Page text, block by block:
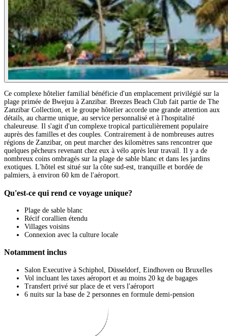
Ce complexe hôtelier familial bénéficie d'un emplacement privilégié sur la
plage primée de Bwejuu à Zanzibar. Breezes Beach Club fait partie de The
Zanzibar Collection, et le groupe hôtelier accorde une grande attention aux
détails, au charme unique, au service personnalisé et à l'hospitalité
chaleureuse. Il s'agit d'un complexe tropical particulièrement populaire
auprès des familles et des couples. Contrairement à de nombreuses autres
régions de Zanzibar, on peut marcher des kilomètres sans rencontrer que
quelques pêcheurs revenant chez eux à vélo après leur travail. Il y a de
nombreux coins ombragés sur la plage de sable blanc et dans les jardins
exotiques. L'hôtel est situé sur la côte sud-est, tranquille et bordée de
palmiers, à environ 60 km de l'aéroport.
Qu'est-ce qui rend ce voyage unique?
Plage de sable blanc
Récif corallien étendu
Villages voisins
Connexion avec la culture locale
Notamment inclus
Salon Executive à Schiphol, Düsseldorf, Eindhoven ou Bruxelles
Vol incluant les taxes aéroport et au moins 20 kg de bagages
Transfert privé sur place de et vers l'aéroport
6 nuits sur la base de 2 personnes en formule demi-pension